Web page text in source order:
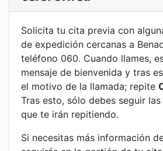
Solicita tu cita previa con
de expedición cercanas a
teléfono 060. Cuando llames,
mensaje de bienvenida y tras
el motivo de la llamada; repite
Tras esto, sólo debes seguir
que te irán repitiendo.
Si necesitas más información